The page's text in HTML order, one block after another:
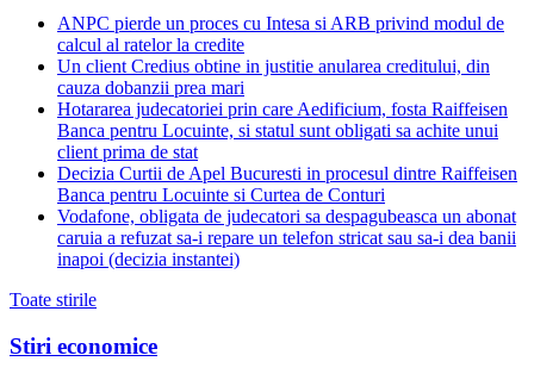
ANPC pierde un proces cu Intesa si ARB privind modul de
calcul al ratelor la credite
Un client Credius obtine in justitie anularea creditului, din
cauza dobanzii prea mari
Hotararea judecatoriei prin care Aedificium, fosta Raiffeisen
Banca pentru Locuinte, si statul sunt obligati sa achite unui
client prima de stat
Decizia Curtii de Apel Bucuresti in procesul dintre Raiffeisen
Banca pentru Locuinte si Curtea de Conturi
Vodafone, obligata de judecatori sa despagubeasca un abonat
caruia a refuzat sa-i repare un telefon stricat sau sa-i dea banii
inapoi (decizia instantei)
Toate stirile
Stiri economice